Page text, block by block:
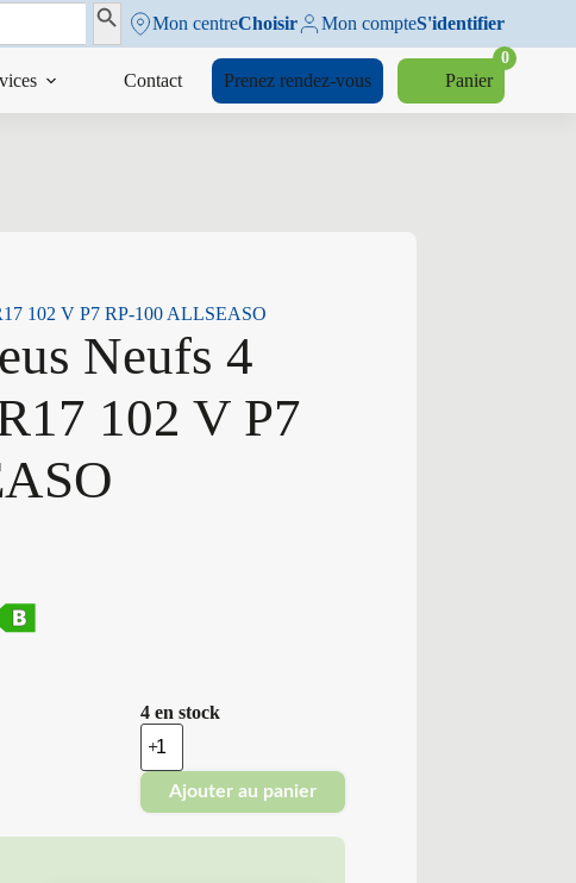
Search ButtonMon centreChoisir Mon compteS'identifier
Contact Prenez rendez-vous Panier
0
102 V P7 RP-100 ALLSEASO
Neufs 4
102 V P7
4 en stock
quantité
de
Platin
Erol
-
Pneus
Ajouter au panier